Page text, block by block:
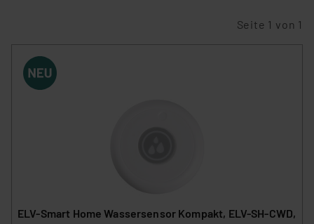
Seite 1 von 1
ELV-Smart Home Wassersensor Kompakt, ELV-SH-CWD,